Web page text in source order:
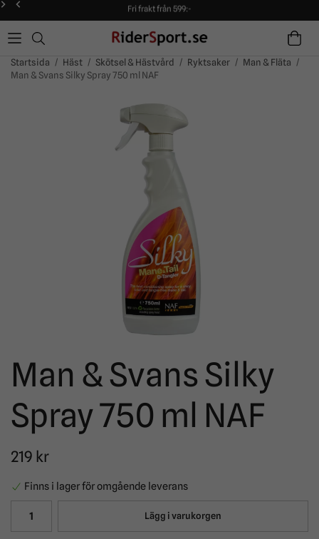
Fri frakt från 599:-
Fri frakt från 599:-
Startsida / Häst / Skötsel & Hästvård / Ryktsaker / Man & Fläta /
Man & Svans Silky Spray 750 ml NAF
Man & Svans Silky
Spray 750 ml NAF
219 kr
Finns i lager för omgående leverans
Lägg i varukorgen